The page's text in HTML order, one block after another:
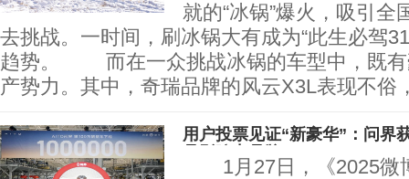
就的“冰锅”爆火，吸引全
去挑战。一时间，刷冰锅大有成为“此生必驾
趋势。 而在一众挑战冰锅的车型中，既有
产势力。其中，奇瑞品牌的风云X3L表现不俗
用户投票见证“新豪华”：问界
1月27日，《2025微